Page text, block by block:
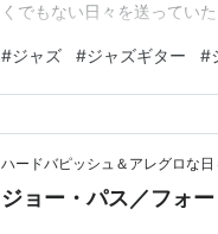
くでもない日々を送ってい
ンズ・オヴ・シナノン」。
施設に入院していた６人の
#ジャズ #ジャズギター #
ハードバピッシュ＆アレグロな日
ジョー・パス／フォ